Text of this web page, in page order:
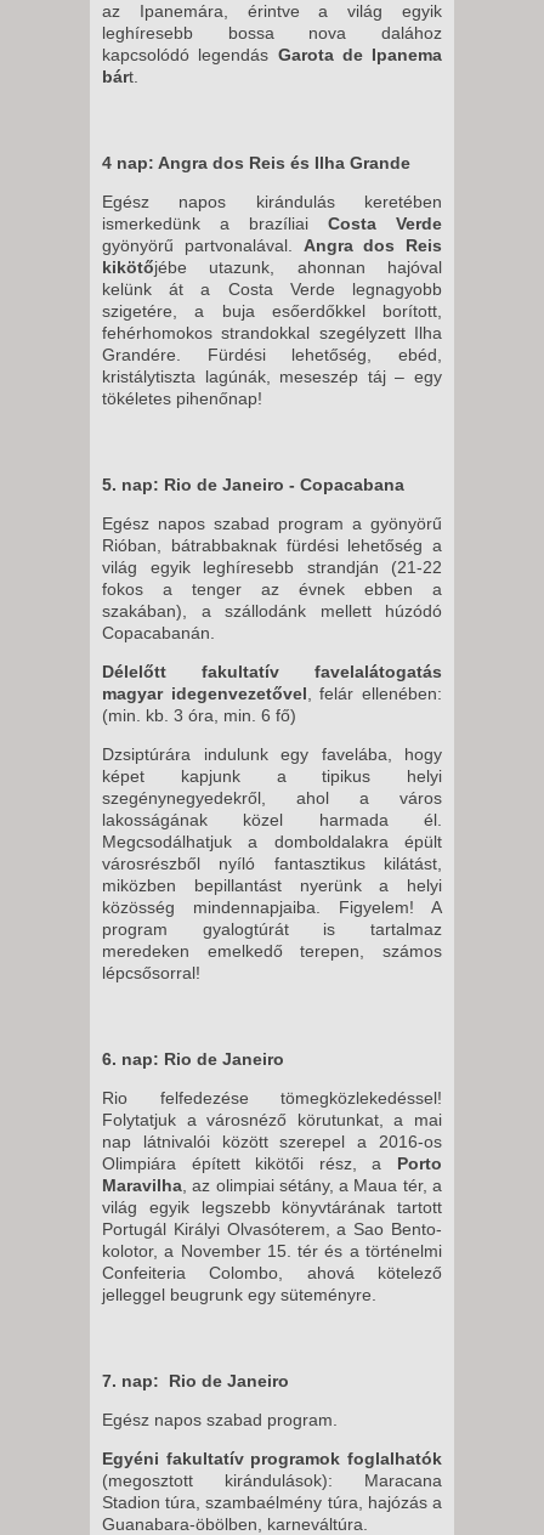
az Ipanemára, érintve a világ egyik
leghíresebb bossa nova dalához
kapcsolódó legendás Garota de Ipanema
bárt.
4 nap: Angra dos Reis és Ilha Grande
Egész napos kirándulás keretében
ismerkedünk a brazíliai Costa Verde
gyönyörű partvonalával. Angra dos Reis
kikötőjébe utazunk, ahonnan hajóval
kelünk át a Costa Verde legnagyobb
szigetére, a buja esőerdőkkel borított,
fehérhomokos strandokkal szegélyzett Ilha
Grandére. Fürdési lehetőség, ebéd,
kristálytiszta lagúnák, meseszép táj – egy
tökéletes pihenőnap!
5. nap: Rio de Janeiro - Copacabana
Egész napos szabad program a gyönyörű
Rióban, bátrabbaknak fürdési lehetőség a
világ egyik leghíresebb strandján (21-22
fokos a tenger az évnek ebben a
szakában), a szállodánk mellett húzódó
Copacabanán.
Délelőtt fakultatív favelalátogatás
magyar idegenvezetővel , felár ellenében:
(min. kb. 3 óra, min. 6 fő)
Dzsiptúrára indulunk egy favelába, hogy
képet kapjunk a tipikus helyi
szegénynegyedekről, ahol a város
lakosságának közel harmada él.
Megcsodálhatjuk a domboldalakra épült
városrészből nyíló fantasztikus kilátást,
miközben bepillantást nyerünk a helyi
közösség mindennapjaiba. Figyelem! A
program gyalogtúrát is tartalmaz
meredeken emelkedő terepen, számos
lépcsősorral!
6. nap: Rio de Janeiro
Rio felfedezése tömegközlekedéssel!
Folytatjuk a városnéző körutunkat, a mai
nap látnivalói között szerepel a 2016-os
Olimpiára épített kikötői rész, a Porto
Maravilha , az olimpiai sétány, a Maua tér, a
világ egyik legszebb könyvtárának tartott
Portugál Királyi Olvasóterem, a Sao Bento-
kolotor, a November 15. tér és a történelmi
Confeiteria Colombo, ahová kötelező
jelleggel beugrunk egy süteményre.
7. nap: Rio de Janeiro
Egész napos szabad program.
Egyéni fakultatív programok foglalhatók
(megosztott kirándulások): Maracana
Stadion túra, szambaélmény túra, hajózás a
Guanabara-öbölben, karneváltúra.